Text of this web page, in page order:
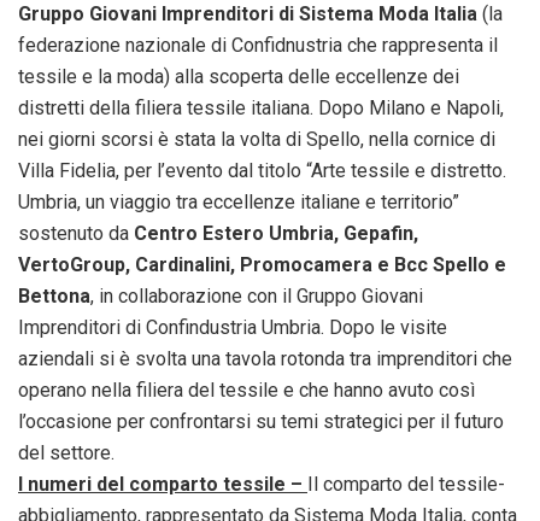
Gruppo Giovani Imprenditori di Sistema Moda Italia (la
federazione nazionale di Confidnustria che rappresenta il
tessile e la moda) alla scoperta delle eccellenze dei
distretti della filiera tessile italiana. Dopo Milano e Napoli,
nei giorni scorsi è stata la volta di Spello, nella cornice di
Villa Fidelia, per l’evento dal titolo “Arte tessile e distretto.
Umbria, un viaggio tra eccellenze italiane e territorio”
sostenuto da Centro Estero Umbria, Gepafin,
VertoGroup, Cardinalini, Promocamera e Bcc Spello e
Bettona, in collaborazione con il Gruppo Giovani
Imprenditori di Confindustria Umbria. Dopo le visite
aziendali si è svolta una tavola rotonda tra imprenditori che
operano nella filiera del tessile e che hanno avuto così
l’occasione per confrontarsi su temi strategici per il futuro
del settore.
I numeri del comparto tessile – Il comparto del tessile-
abbigliamento, rappresentato da Sistema Moda Italia, conta